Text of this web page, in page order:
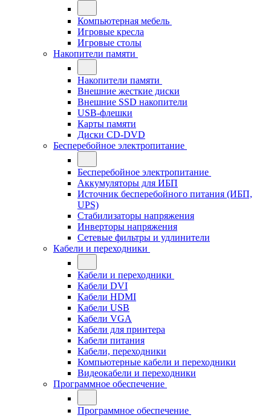
Компьютерная мебель
Игровые кресла
Игровые столы
Накопители памяти
Накопители памяти
Внешние жесткие диски
Внешние SSD накопители
USB-флешки
Карты памяти
Диски CD-DVD
Бесперебойное электропитание
Бесперебойное электропитание
Аккумуляторы для ИБП
Источник бесперебойного питания (ИБП,
UPS)
Стабилизаторы напряжения
Инверторы напряжения
Сетевые фильтры и удлинители
Кабели и переходники
Кабели и переходники
Кабели DVI
Кабели HDMI
Кабели USB
Кабели VGA
Кабели для принтера
Кабели питания
Кабели, переходники
Компьютерные кабели и переходники
Видеокабели и переходники
Программное обеспечение
Программное обеспечение